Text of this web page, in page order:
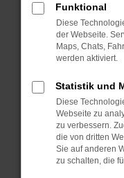
Überprüfe
Laden andere
Suchmaschine?
Manche
können das
verhindern.
anderen
Fenster?
Funktional
Diese
der Webseite.
Maps, Chats,
werden aktiviert.
Statistik und
Diese
Webseite zu
zu verbessern.
die von dritten
Sie auf anderen
zu schalten, die